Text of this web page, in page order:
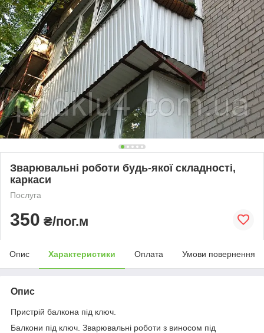
Зварювальні роботи будь-якої складності,
каркаси
Послуга
350 ₴/пог.м
Опис Характеристики Оплата Умови повернення
Опис
Пристрій балкона під ключ.
Балкони під ключ. Зварювальні роботи з виносом під